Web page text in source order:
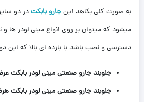
به صورت کلی بکاهد اینجارو بابکتدر دو
میشود که میتوان بر روی انواع مینی لودر ها و
دسترسی و نصب باشد با بازده ای بالا که این
جلوبند جارو صنعتی مینی لودر بابکت عرضه 150 سانتی
جلوبند جارو صنعتی مینی لودر بابکت هرضه 190 سانتی